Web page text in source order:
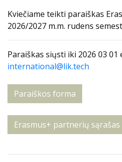
Kviečiame teikti paraiškas
2026/2027 m.m. rudens
Paraiškas siųsti iki 2026 03 01
international@lik.tech
Paraiškos forma
Erasmus+ partnerių sąrašas